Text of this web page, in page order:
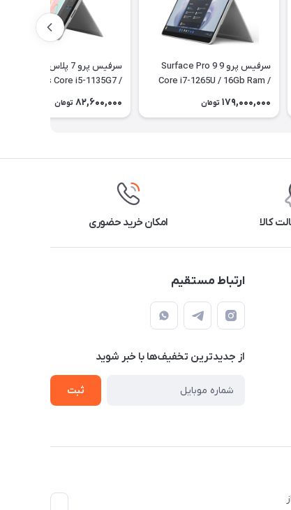
سرفیس پرو 9 Surface Pro 9
Core i7-1265U / 16Gb Ram /
512Gb SSD + کیبورد
179,000,000 تومان
Pro 7 Plus Core i5-1135G7 /
کیبورد
82,600,000 تومان
کالا امکان خرید حضوری
ارتباط مستقیم
از جدید‌ترین تخفیف‌ها با‌ خبر شوید
ثبت
از